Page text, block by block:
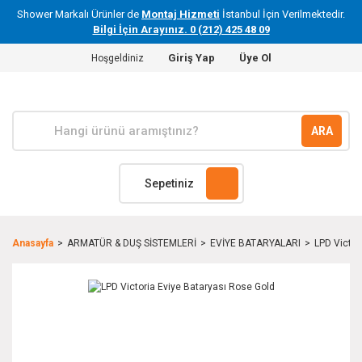
Shower Markalı Ürünler de Montaj Hizmeti İstanbul İçin Verilmektedir.
Bilgi İçin Arayınız. 0 (212) 425 48 09
Hoşgeldiniz Giriş Yap Üye Ol
ARA
Sepetiniz
Anasayfa ARMATÜR & DUŞ SİSTEMLERİ EVİYE BATARYALARI LPD